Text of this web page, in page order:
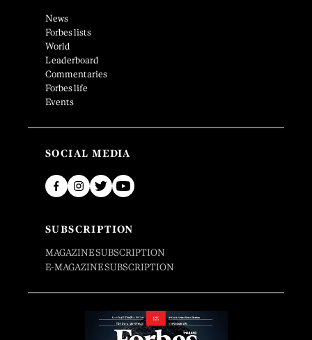
News
Forbes lists
World
Leaderboard
Commentaries
Forbes life
Events
SOCIAL MEDIA
SUBSCRIPTION
MAGAZINE SUBSCRIPTION
E-MAGAZINE SUBSCRIPTION